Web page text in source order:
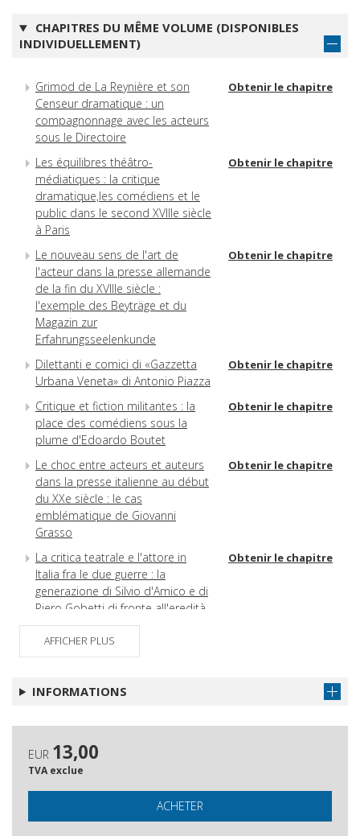
CHAPITRES DU MÊME VOLUME (DISPONIBLES
INDIVIDUELLEMENT)
Grimod de La Reynière et son
Censeur dramatique : un
compagnonnage avec les acteurs
sous le Directoire
Obtenir le chapitre
Les équilibres théâtro-
médiatiques : la critique
dramatique,les comédiens et le
public dans le second XVIIIe siècle
à Paris
Obtenir le chapitre
Le nouveau sens de l'art de
l'acteur dans la presse allemande
de la fin du XVIIIe siècle :
l'exemple des Beyträge et du
Magazin zur
Erfahrungsseelenkunde
Obtenir le chapitre
Dilettanti e comici di «Gazzetta
Urbana Veneta» di Antonio Piazza
Obtenir le chapitre
Critique et fiction militantes : la
place des comédiens sous la
plume d'Edoardo Boutet
Obtenir le chapitre
Le choc entre acteurs et auteurs
dans la presse italienne au début
du XXe siècle : le cas
emblématique de Giovanni
Grasso
Obtenir le chapitre
La critica teatrale e l'attore in
Italia fra le due guerre : la
generazione di Silvio d'Amico e di
Piero Gobetti di fronte all'eredità
culturale e teatrale del tardo
Ottocento
Obtenir le chapitre
journal vivant, d'après Sinjaja
Les écoles de théâtre de Max
Reinhardt et leur écho dans la
presse
Le Monde dramatique et les
actrices
AFFICHER PLUS
INFORMATIONS
EUR 13,00
TVA exclue
ACHETER